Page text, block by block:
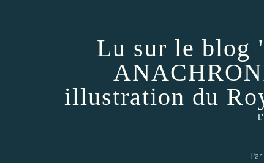
Lu sur le blog
illustration du